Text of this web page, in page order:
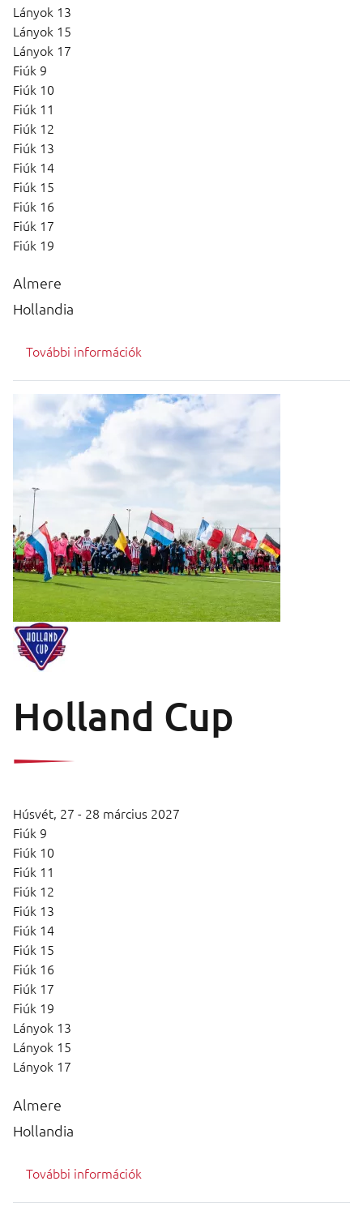
Lányok 13
Lányok 15
Lányok 17
Fiúk 9
Fiúk 10
Fiúk 11
Fiúk 12
Fiúk 13
Fiúk 14
Fiúk 15
Fiúk 16
Fiúk 17
Fiúk 19
Almere
Hollandia
További információk
Holland Cup
Húsvét, 27 - 28 március 2027
Fiúk 9
Fiúk 10
Fiúk 11
Fiúk 12
Fiúk 13
Fiúk 14
Fiúk 15
Fiúk 16
Fiúk 17
Fiúk 19
Lányok 13
Lányok 15
Lányok 17
Almere
Hollandia
További információk